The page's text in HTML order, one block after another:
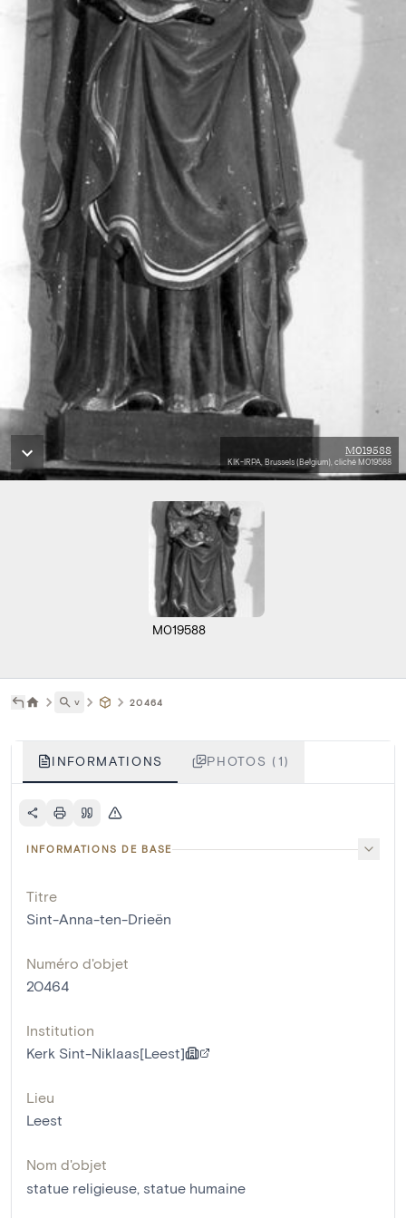
M019588
KIK-IRPA, Brussels (Belgium), cliché M019588
M019588
˅ 20464
INFORMATIONS PHOTOS (1)
INFORMATIONS DE BASE
Titre
Sint-Anna-ten-Drieën
Numéro d'objet
20464
Institution
Kerk Sint-Niklaas[Leest]
Lieu
Leest
Nom d'objet
statue religieuse, statue humaine